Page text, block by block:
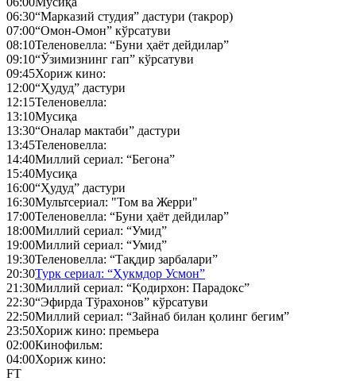
06:30“Марказий студия” дастури (такрор)
07:00“Омон-Омон” кўрсатуви
08:10Теленовелла: “Буни ҳаёт дейдилар”
09:10“Ўзимизнинг гап” кўрсатуви
09:45Хориж кино:
12:00“Ҳудуд” дастури
12:15Теленовелла:
13:10Мусиқа
13:30“Оналар мактаби” дастури
13:45Теленовелла:
14:40Миллий сериал: “Бегона”
15:40Мусиқа
16:00“Ҳудуд” дастури
16:30Мультсериал: "Том ва Жерри"
17:00Теленовелла: “Буни ҳаёт дейдилар”
18:00Миллий сериал: “Умид”
19:00Миллий сериал: “Умид”
19:30Теленовелла: “Тақдир зарбалари”
20:30Турк сериал: “Ҳукмдор Усмон”
21:30Миллий сериал: “Қодирхон: Парадокс”
22:30“Эфирда Тўрахонов” кўрсатуви
22:50Миллий сериал: “Зайнаб билан қолинг бегим”
23:50Хориж кино: премьера
02:00Кинофильм:
04:00Хориж кино:
FT